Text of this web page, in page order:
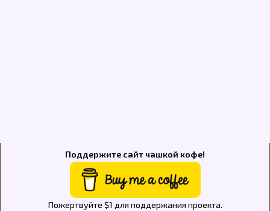
Поддержите сайт чашкой кофе!
Пожертвуйте $1 для поддержания проекта.